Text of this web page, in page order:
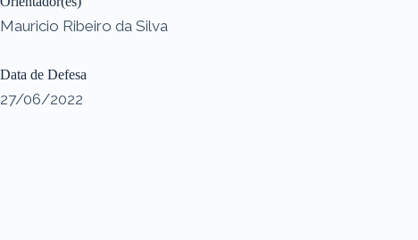
Mauricio Ribeiro da Silva
Data de Defesa
27/06/2022